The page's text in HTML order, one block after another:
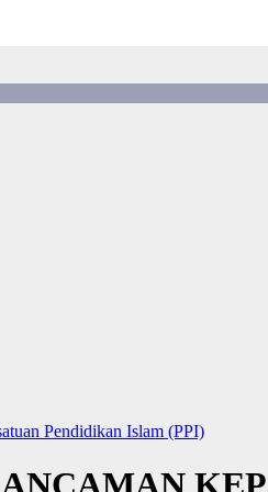
Pendidikan Islam (PPI)